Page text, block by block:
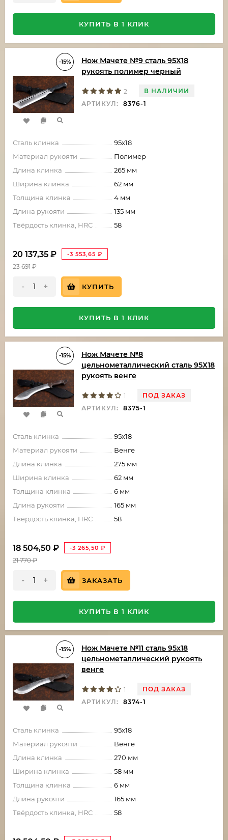
КУПИТЬ В 1 КЛИК
-15%
Нож Мачете №9 сталь 95Х18
рукоять полимер черный
2
В НАЛИЧИИ
АРТИКУЛ:
8376-1
Сталь клинка
95х18
Материал рукояти
Полимер
Длина клинка
265 мм
Ширина клинка
62 мм
Толщина клинка
4 мм
Длина рукояти
135 мм
Твёрдость клинка, HRC
58
20 137,35 ₽ -3 553,65 ₽
23 691₽
- + КУПИТЬ
КУПИТЬ В 1 КЛИК
-15%
Нож Мачете №8
цельнометаллический сталь 95Х18
рукоять венге
1
ПОД ЗАКАЗ
АРТИКУЛ:
8375-1
Сталь клинка
95х18
Материал рукояти
Венге
Длина клинка
275 мм
Ширина клинка
62 мм
Толщина клинка
6 мм
Длина рукояти
165 мм
Твёрдость клинка, HRC
58
18 504,50 ₽ -3 265,50 ₽
21 770₽
- + ЗАКАЗАТЬ
КУПИТЬ В 1 КЛИК
-15%
Нож Мачете №11 сталь 95х18
цельнометаллический рукоять
венге
1
ПОД ЗАКАЗ
АРТИКУЛ:
8374-1
Сталь клинка
95х18
Материал рукояти
Венге
Длина клинка
270 мм
Ширина клинка
58 мм
Толщина клинка
6 мм
Длина рукояти
165 мм
Твёрдость клинка, HRC
58